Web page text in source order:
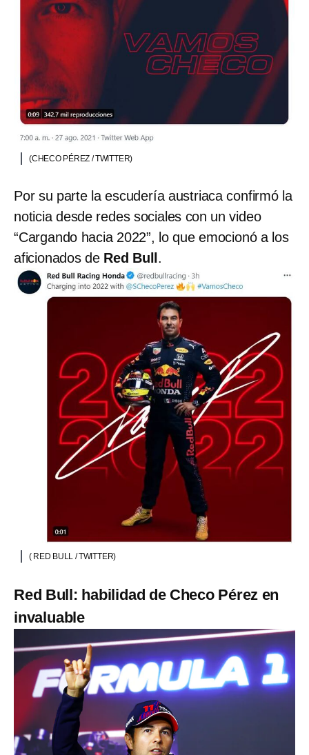
(CHECO PÉREZ / TWITTER)
Por su parte la escudería austriaca confirmó la
noticia desde redes sociales con un video
“Cargando hacia 2022”, lo que emocionó a los
aficionados de Red Bull .
( RED BULL / TWITTER)
Red Bull: habilidad de Checo Pérez en
invaluable